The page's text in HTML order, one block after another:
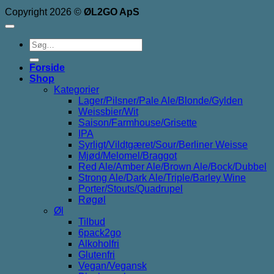
Copyright 2026 © ØL2GO ApS
Søg
efter:
Forside
Shop
Kategorier
Lager/Pilsner/Pale Ale/Blonde/Gylden
Weissbier/Wit
Saison/Farmhouse/Grisette
IPA
Syrligt/Vildtgæret/Sour/Berliner Weisse
Mjød/Melomel/Braggot
Red Ale/Amber Ale/Brown Ale/Bock/Dubbel
Strong Ale/Dark Ale/Triple/Barley Wine
Porter/Stouts/Quadrupel
Røgøl
Øl
Tilbud
6pack2go
Alkoholfri
Glutenfri
Vegan/Vegansk